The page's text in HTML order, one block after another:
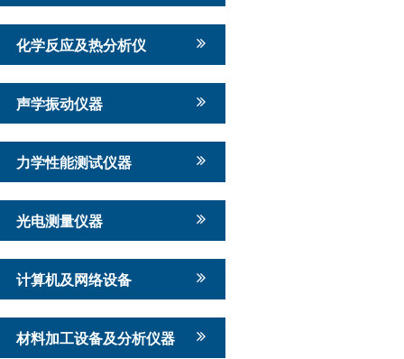
化学反应及热分析仪
声学振动仪器
力学性能测试仪器
光电测量仪器
计算机及网络设备
材料加工设备及分析仪器